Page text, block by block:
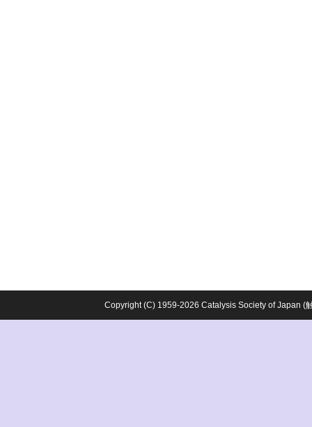
Copyright (C) 1959-2026 Catalysis Society of Japan (